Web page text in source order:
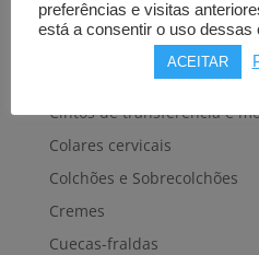
Cestas, Arneses
Cintas e Faixas
Cintos, Coletes e afins
Cintos de transferência e
Colares cervicais
Colchões e Sobrecolchões
Cremes
Cuecas-fraldas
preferências e visitas
está a consentir o uso dessas
ACEITAR